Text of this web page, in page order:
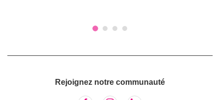
Rejoignez notre communauté